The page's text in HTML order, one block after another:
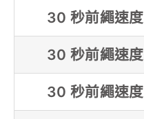
30 秒前繩速
30 秒前繩速
30 秒前繩速